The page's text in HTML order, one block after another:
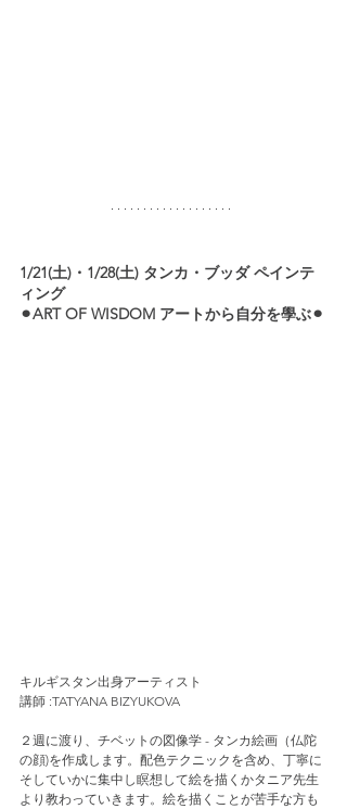
1/21(土)・1/28(土) タンカ・ブッダ ペインテ
ィング
⚫︎ART OF WISDOM アートから自分を學ぶ⚫︎
キルギスタン出身アーティスト
講師 :TATYANA BIZYUKOVA
２週に渡り、チベットの図像学 - タンカ絵画（仏陀
の顔)を作成します。配色テクニックを含め、丁寧に
そしていかに集中し瞑想して絵を描くかタニア先生
より教わっていきます。絵を描くことが苦手な方も